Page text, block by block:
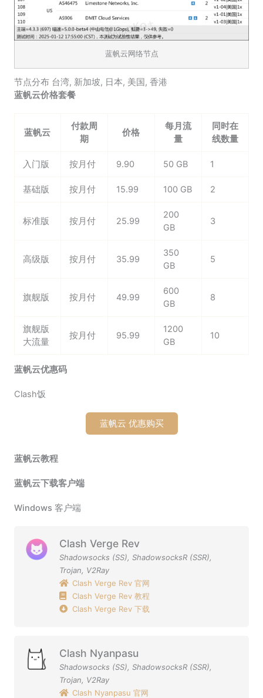
蓝帆云网络节点
节点分布 台湾, 新加坡, 日本, 美国 , 香港
蓝帆云价格套餐
蓝帆云
付款周
期
价格
每月流
量
同时在
线数量
入门版 按月付 9.90 50 GB 1
基础版 按月付 15.99 100 GB 2
标准版 按月付 25.99
200
GB
3
高级版 按月付 35.99
350
GB
5
旗舰版 按月付 49.99
600
GB
8
旗舰版
大流量
按月付 95.99
1200
GB
10
蓝帆云优惠码
Clash饭
蓝帆云 优惠购买
蓝帆云教程
蓝帆云下载客户端
Windows 客户端
Clash Verge Rev
Shadowsocks (SS), ShadowsocksR (SSR),
Trojan, V2Ray
Clash Verge Rev 官网
Clash Verge Rev 教程
Clash Verge Rev 下载
Clash Nyanpasu
Shadowsocks (SS), ShadowsocksR (SSR),
Trojan, V2Ray
Clash Nyanpasu 官网